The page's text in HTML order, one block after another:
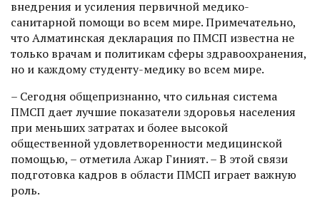
внед­рения и усиления первичной медико-
санитарной помощи во всем мире. Примечательно,
что Алматинская декларация по ПМСП известна не
только врачам и политикам сферы здравоохранения,
но и каж­дому студенту-медику во всем мире.
– Сегодня общепризнанно, что сильная система
ПМСП дает лучшие показатели здоровья населения
при меньших затратах и более высокой
общественной удовлетворенности медицинской
помощью, – отметила Ажар Гиният. – В этой связи
подготовка кадров в области ПМСП играет важную
роль.